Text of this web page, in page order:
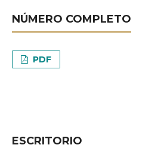
NÚMERO COMPLETO
PDF
ESCRITORIO